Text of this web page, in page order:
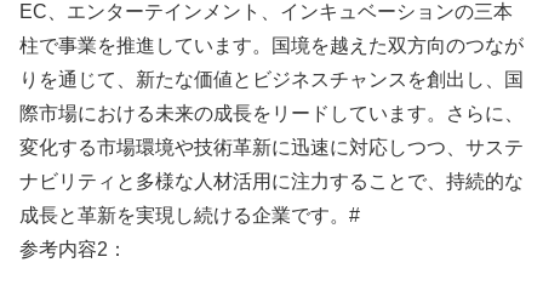
EC、エンターテインメント、インキュベーションの三本
柱で事業を推進しています。国境を越えた双方向のつなが
りを通じて、新たな価値とビジネスチャンスを創出し、国
際市場における未来の成長をリードしています。さらに、
変化する市場環境や技術革新に迅速に対応しつつ、サステ
ナビリティと多様な人材活用に注力することで、持続的な
成長と革新を実現し続ける企業です。#
参考内容2：